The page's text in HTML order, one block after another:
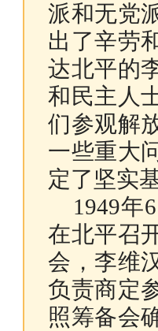
派和无党
出了辛劳
达北平的
和民主人
们参观解
一些重大
定了坚实
1949年6
在北平召
会，李维
负责商定
照筹备会